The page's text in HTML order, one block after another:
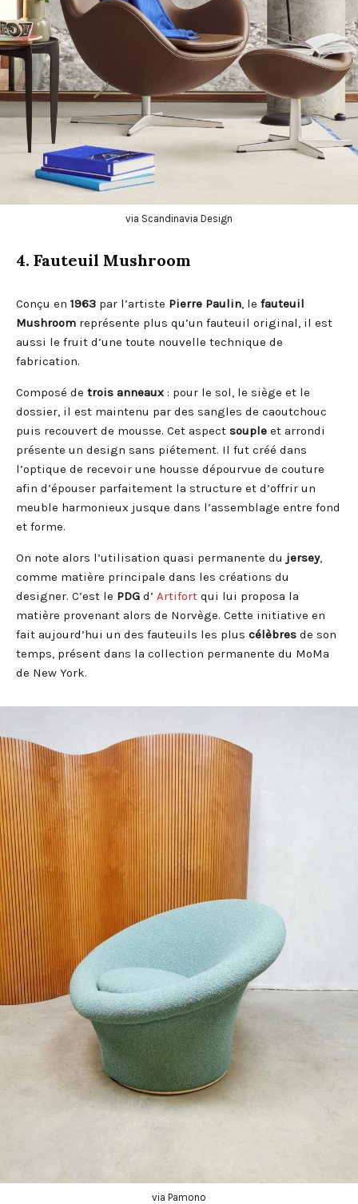
via Scandinavia Design
4. Fauteuil Mushroom
Conçu en 1963 par l’artiste Pierre Paulin, le fauteuil
Mushroom représente plus qu’un fauteuil original, il est
aussi le fruit d’une toute nouvelle technique de
fabrication.
Composé de trois anneaux : pour le sol, le siège et le
dossier, il est maintenu par des sangles de caoutchouc
puis recouvert de mousse. Cet aspect souple et arrondi
présente un design sans piétement. Il fut créé dans
l’optique de recevoir une housse dépourvue de couture
afin d’épouser parfaitement la structure et d’offrir un
meuble harmonieux jusque dans l’assemblage entre fond
et forme.
On note alors l’utilisation quasi permanente du jersey,
comme matière principale dans les créations du
designer. C’est le PDG d’ Artifort qui lui proposa la
matière provenant alors de Norvège. Cette initiative en
fait aujourd’hui un des fauteuils les plus célèbres de son
temps, présent dans la collection permanente du MoMa
de New York.
via Pamono